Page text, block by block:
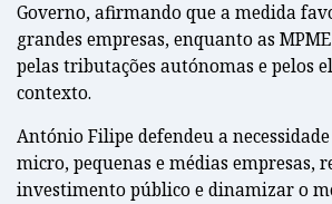
Governo, afirmando que a medida
grandes empresas, enquanto as
pelas tributações autónomas e pelos
contexto.
António Filipe defendeu a
micro, pequenas e médias empresas,
investimento público e dinamizar o